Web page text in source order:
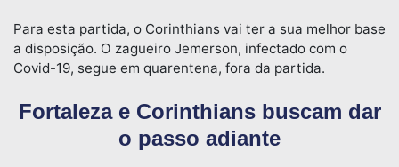
Para esta partida, o Corinthians vai ter a sua melhor base
a disposição. O zagueiro Jemerson, infectado com o
Covid-19, segue em quarentena, fora da partida.
Fortaleza e Corinthians buscam dar
o passo adiante